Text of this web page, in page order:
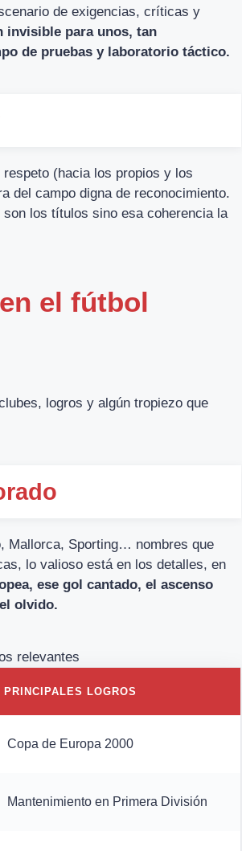
de exigencias, críticas y
invisible para unos, tan
de pruebas y laboratorio táctico.
(hacia los propios y los
del campo digna de reconocimiento.
son los títulos sino esa coherencia la
el fútbol
logros y algún tropiezo que
Mallorca, Sporting… nombres que
lo valioso está en los detalles, en
ese gol cantado, el ascenso
olvido.
relevantes
PRINCIPALES LOGROS
Copa de Europa 2000
Mantenimiento en Primera División